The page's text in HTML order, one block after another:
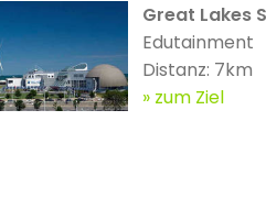
Great Lakes
Edutainment
Distanz: 7km
zum Ziel